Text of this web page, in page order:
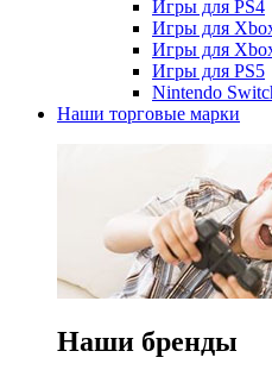
Игры для PS4
Игры для
Игры для
Игры для PS5
Nintendo
Наши торговые марки
Наши бренды